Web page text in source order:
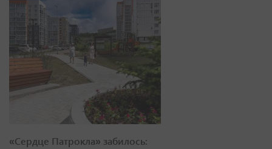
«Сердце Патрокла» забилось: